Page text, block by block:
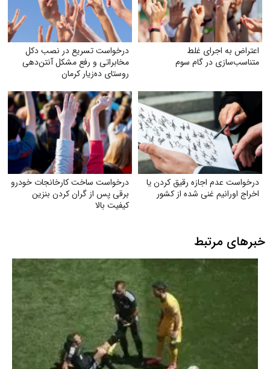
اعتراض به اجرای غلط
متناسب‌سازی در گام سوم
درخواست تسریع در نصب دکل
مخابراتی و رفع مشکل آنتن‌دهی
روستای ده‌زیار کرمان
درخواست عدم اجازه رقیق کردن یا
اخراج اورانیم غنی شده از کشور
درخواست ساخت کارخانجات خودرو
برقی پس از گران کردن بنزین
کیفیت بالا
خبرهای مرتبط